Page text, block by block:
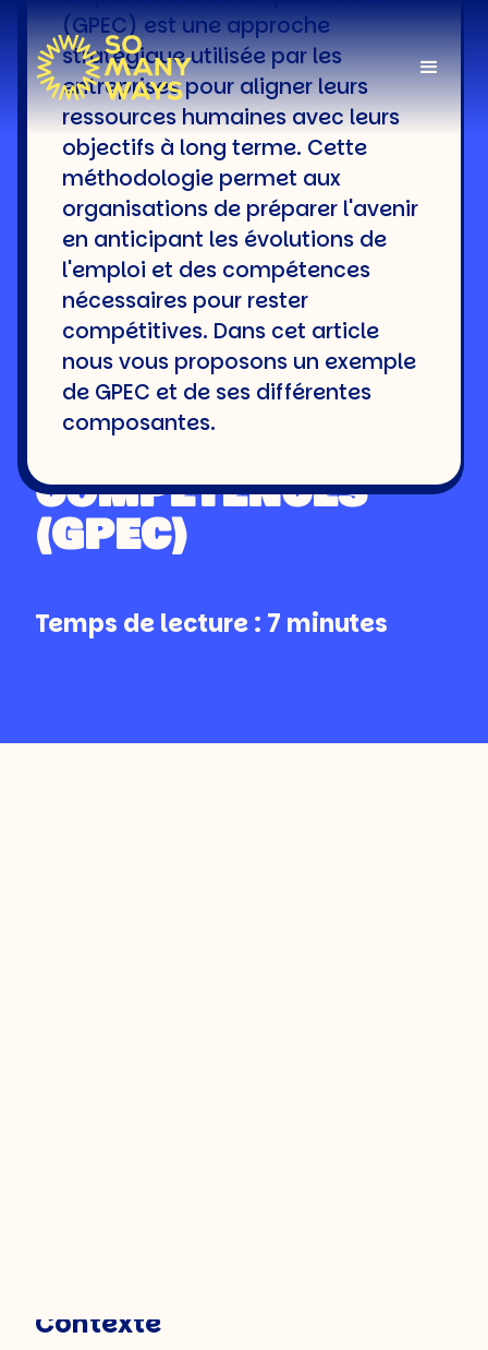
Accueil>Articles>Exemple de Gestion
Prévisionnelle des
Emplois et des
Compétences (GPEC)
EXEMPLE DE
GESTION
PRÉVISIONNELLE
DES EMPLOIS ET
DES
COMPÉTENCES
(GPEC)
Temps de lecture : 7 minutes
(GPEC) est une approche
stratégique utilisée par les
entreprises pour aligner leurs
ressources humaines avec leurs
objectifs à long terme. Cette
méthodologie permet aux
organisations de préparer l'avenir
en anticipant les évolutions de
l'emploi et des compétences
nécessaires pour rester
compétitives. Dans cet article
nous vous proposons un exemple
de GPEC et de ses différentes
composantes.
La Gestion Prévisionnelle des Emplois et
des Compétences (GPEC) n’est pas un
Contexte